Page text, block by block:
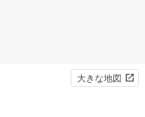
大きな地図